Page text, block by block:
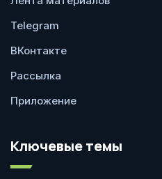
Telegram
ВКонтакте
Рассылка
Приложение
Ключевые темы